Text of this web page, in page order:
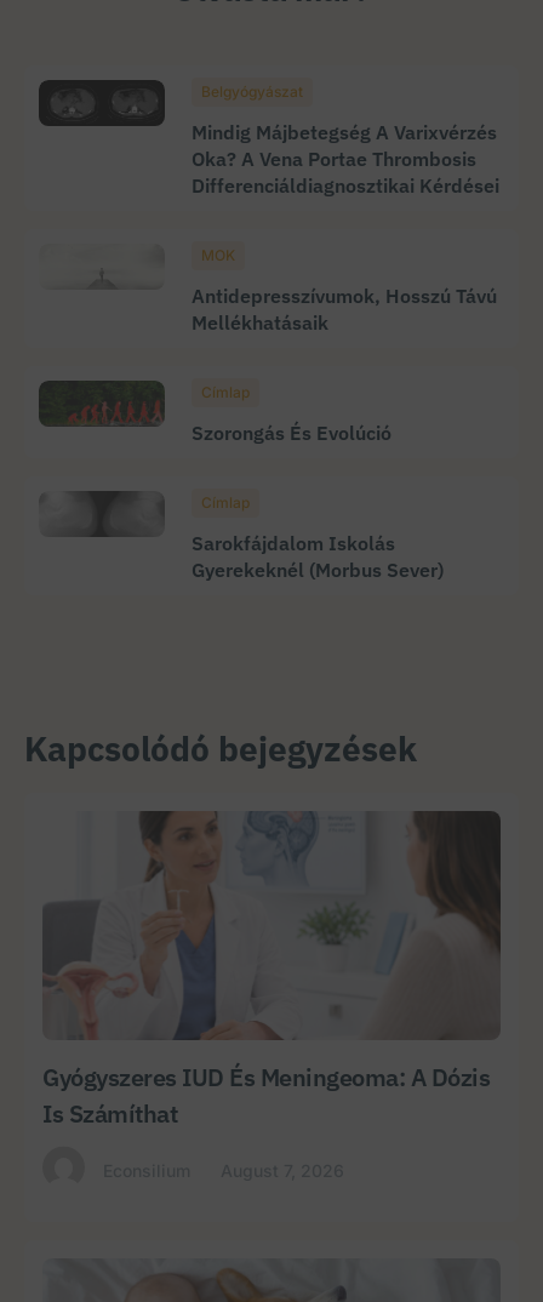
Belgyógyászat
Mindig Májbetegség A Varixvérzés
Oka? A Vena Portae Thrombosis
Differenciáldiagnosztikai Kérdései
MOK
Antidepresszívumok, Hosszú Távú
Mellékhatásaik
Címlap
Szorongás És Evolúció
Címlap
Sarokfájdalom Iskolás
Gyerekeknél (morbus Sever)
Kapcsolódó bejegyzések
Gyógyszeres IUD És Meningeoma: A Dózis
Is Számíthat